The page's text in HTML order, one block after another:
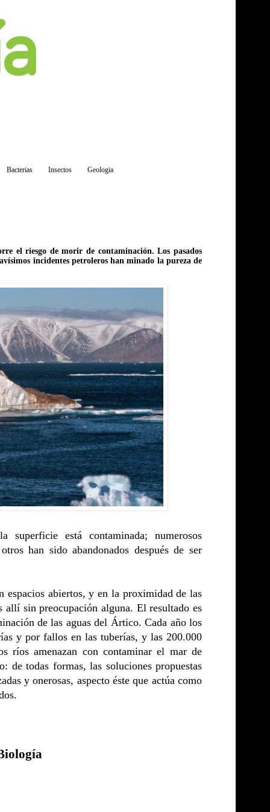
Bacterias Insectos Geologia
el riesgo de morir de contaminación. Los pasados
incidentes petroleros han minado la pureza de
está contaminada; numerosos
han sido abandonados después de ser
espacios abiertos, y en la proximidad de las
allí sin preocupación alguna. El resultado es
de las aguas del Ártico. Cada año los
y por fallos en las tuberías, y las 200.000
ríos amenazan con contaminar el mar de
de todas formas, las soluciones propuestas
y onerosas, aspecto éste que actúa como